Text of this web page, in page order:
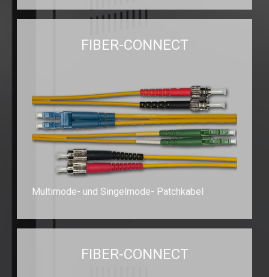
FIBER-CONNECT
Multimode- und Singelmode- Patchkabel
FIBER-CONNECT